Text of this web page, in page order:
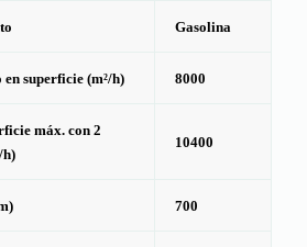
Gasolina
superficie (m²/h) 8000
máx. con 2
h)
10400
700